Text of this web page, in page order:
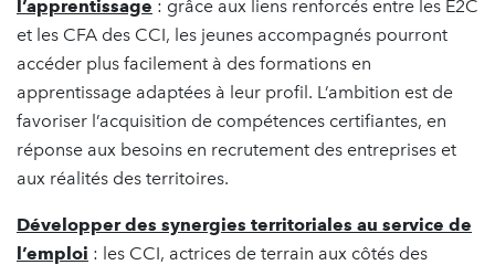
l’apprentissage : grâce aux liens renforcés entre les E2C
et les CFA des CCI, les jeunes accompagnés pourront
accéder plus facilement à des formations en
apprentissage adaptées à leur profil. L’ambition est de
favoriser l’acquisition de compétences certifiantes, en
réponse aux besoins en recrutement des entreprises et
aux réalités des territoires.
Développer des synergies territoriales au service de
l’emploi : les CCI, actrices de terrain aux côtés des